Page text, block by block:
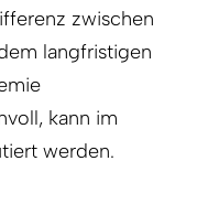
zwischen
langfristigen
kann im
werden.